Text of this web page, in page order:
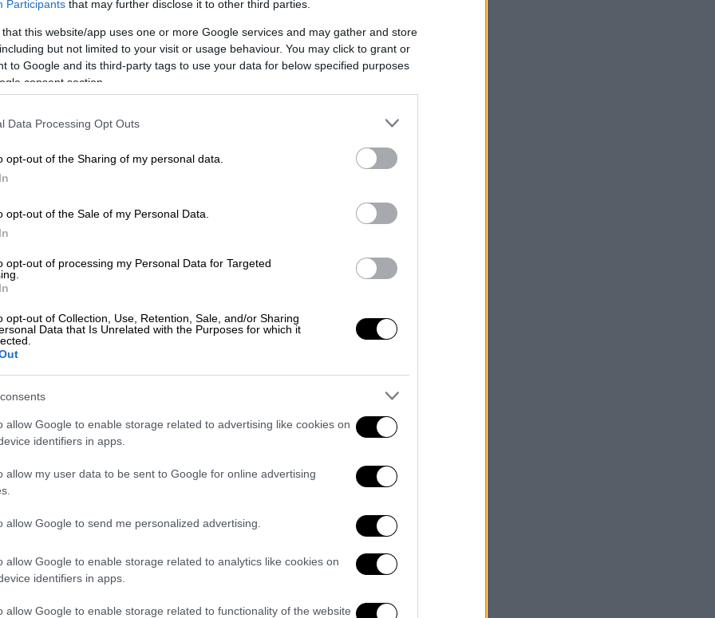
Participants that may further disclose it to other third parties.
that this website/app uses one or more Google services and may gather and store
but not limited to your visit or usage behaviour. You may click to grant or
to Google and its third-party tags to use your data for below specified purposes
consent section.
Data Processing Opt Outs
opt-out of the Sharing of my personal data.
opt-out of the Sale of my Personal Data.
opt-out of processing my Personal Data for Targeted
opt-out of Collection, Use, Retention, Sale, and/or Sharing
Data that Is Unrelated with the Purposes for which it
allow Google to enable storage related to advertising like cookies on
identifiers in apps.
allow my user data to be sent to Google for online advertising
allow Google to send me personalized advertising.
allow Google to enable storage related to analytics like cookies on
identifiers in apps.
allow Google to enable storage related to functionality of the website
το ΕΘΝΟΣ στη Google
σήμερα (20/10) στηΜαδρίτη,
αξιώνοντας την παραίτηση του
σε αυτήν τη διαδήλωση, σύμφωνα με τις
περιφέρεια, ενώ οι διοργανωτές
συγκεντρώθηκαν στην πλατεία
του Σάντσεθ, τον οποίο χαρακτήρισαν
κάλεσμα για αυτήν την
Κόμματος (PP) της αξιωματικής
με το σύνθημα «Υπέρ της ενότητας, της
Βουλευτικές εκλογές τώρα!».
που ελήφθησαν από την
σε πρωταγωνιστές της
αντάλλαγμα τη στήριξη των
στο κοινοβούλιο της Μαδρίτης, τις
και τα βασκικά κόμματα αλλά
άσκηση επιρροής σε βάρος στελεχών
του Σάντσεθ, Μπεγκόνα Γκόμεθ.
όπως «
μετανάστευσης.